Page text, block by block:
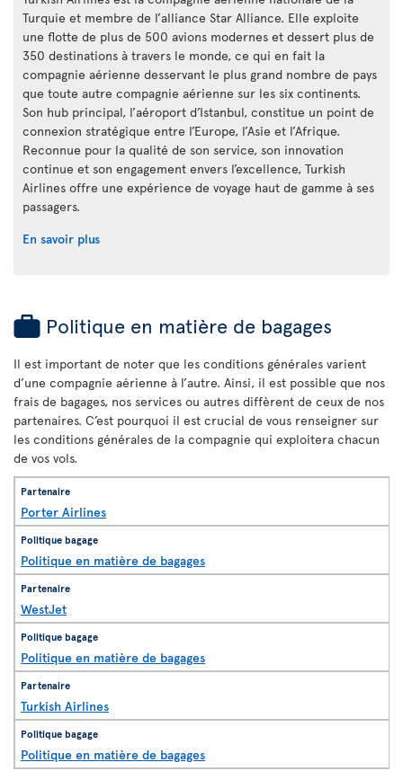
Turquie et membre de l’alliance Star Alliance. Elle exploite
une flotte de plus de 500 avions modernes et dessert plus de
350 destinations à travers le monde, ce qui en fait la
compagnie aérienne desservant le plus grand nombre de pays
que toute autre compagnie aérienne sur les six continents.
Son hub principal, l’aéroport d’Istanbul, constitue un point de
connexion stratégique entre l’Europe, l’Asie et l’Afrique.
Reconnue pour la qualité de son service, son innovation
continue et son engagement envers l’excellence, Turkish
Airlines offre une expérience de voyage haut de gamme à ses
passagers.
En savoir plus
Politique en matière de bagages
Il est important de noter que les conditions générales varient
d’une compagnie aérienne à l’autre. Ainsi, il est possible que nos
frais de bagages, nos services ou autres diffèrent de ceux de nos
partenaires. C’est pourquoi il est crucial de vous renseigner sur
les conditions générales de la compagnie qui exploitera chacun
de vos vols.
Porter Airlines
Politique en matière de bagages
WestJet
Politique en matière de bagages
Turkish Airlines
Politique en matière de bagages